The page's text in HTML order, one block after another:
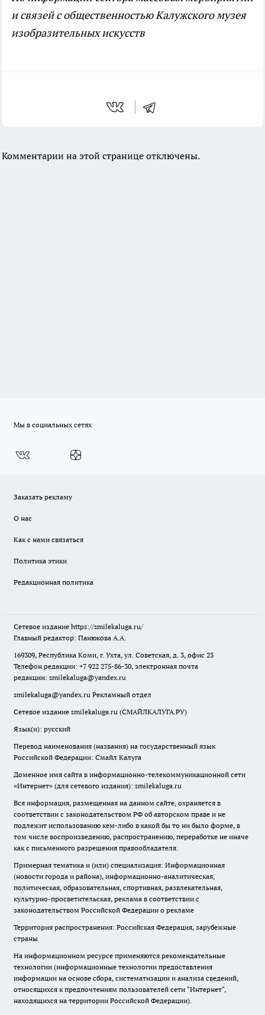
и связей с общественностью Калужского музея
изобразительных искусств
Комментарии на этой странице отключены.
Мы в социальных сетях
Заказать рекламу
О нас
Как с нами связаться
Политика этики
Редакционная политика
Сетевое издание https://smilekaluga.ru/
Главный редактор: Панюкова А.А.
169309, Республика Коми, г. Ухта, ул. Советская, д. 3, офис 23
Телефон редакции: +7 922 275-86-30, электронная почта
редакции: smilekaluga@yandex.ru
smilekaluga@yandex.ru Рекламный отдел
Сетевое издание smilekaluga.ru (СМАЙЛКАЛУГА.РУ)
Язык(и): русский
Перевод наименования (названия) на государственный язык
Российской Федерации: Смайл Калуга
Доменное имя сайта в информационно-телекоммуникационной сети
«Интернет» (для сетевого издания): smilekaluga.ru
Вся информация, размещенная на данном сайте, охраняется в
соответствии с законодательством РФ об авторском праве и не
подлежит использованию кем-либо в какой бы то ни было форме, в
том числе воспроизведению, распространению, переработке не иначе
как с письменного разрешения правообладателя.
Примерная тематика и (или) специализация: Информационная
(новости города и района), информационно-аналитическая,
политическая, образовательная, спортивная, развлекательная,
культурно-просветительская, реклама в соответствии с
законодательством Российской Федерации о рекламе
Территория распространения: Российская Федерация, зарубежные
страны
На информационном ресурсе применяются рекомендательные
технологии (информационные технологии предоставления
информации на основе сбора, систематизации и анализа сведений,
относящихся к предпочтениям пользователей сети "Интернет",
находящихся на территории Российской Федерации).